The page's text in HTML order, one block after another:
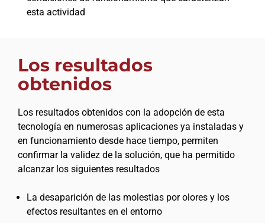
esta actividad
Los resultados
obtenidos
Los resultados obtenidos con la adopción de esta
tecnología en numerosas aplicaciones ya instaladas y
en funcionamiento desde hace tiempo, permiten
confirmar la validez de la solución, que ha permitido
alcanzar los siguientes resultados
La desaparición de las molestias por olores y los
efectos resultantes en el entorno